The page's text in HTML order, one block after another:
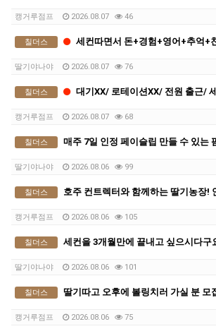
캥거루점프 2026.08.07 46
칠더스 세컨따면서 돈+경험+영어+추억+친구 모두
딸기야나야 2026.08.07 76
칠더스 대기XX/ 로테이션XX/ 전원 출근/ 세
캥거루점프 2026.08.07 68
칠더스 매주 7일 인정 페이슬립 만들 수 있는 팜!/ 딱 13
딸기야나야 2026.08.06 99
칠더스 호주 컨트렉터와 함께하는 딸기농장! 안전하게
캥거루점프 2026.08.06 105
칠더스 세컨을 3개월만에 끝내고 싶으시다구요? 여기
딸기야나야 2026.08.06 101
칠더스 딸기따고 오후에 볼링치러 가실 분 모
캥거루점프 2026.08.06 75